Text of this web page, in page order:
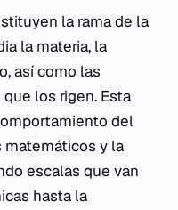
la rama de la
la materia, la
así como las
los rigen. Esta
del
matemáticos y la
escalas que van
hasta la